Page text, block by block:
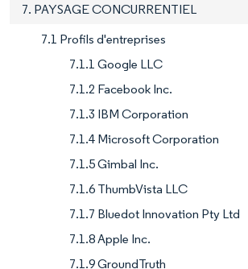
7. PAYSAGE CONCURRENTIEL
7.1 Profils d'entreprises
7.1.1 Google LLC
7.1.2 Facebook Inc.
7.1.3 IBM Corporation
7.1.4 Microsoft Corporation
7.1.5 Gimbal Inc.
7.1.6 ThumbVista LLC
7.1.7 Bluedot Innovation Pty Ltd
7.1.8 Apple Inc.
7.1.9 GroundTruth